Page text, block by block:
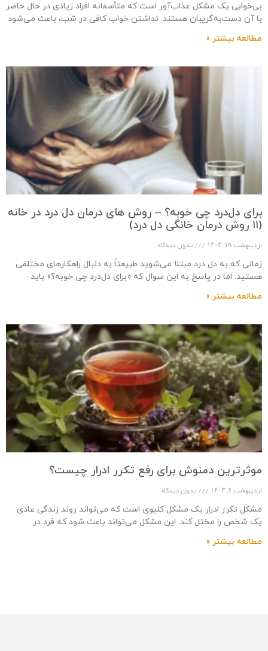
بی‌خوابی یک مشکل عذاب‌آور است که متأسفانه افراد زیادی در حال حاضر
با آن دست‌به‌گریبان هستند. نداشتن خواب کافی در شب، باعث می‌شود
مطالعه بیشتر »
برای دل‌درد چی خوبه؟ – روش های درمان دل درد در خانه
(۱۱ روش درمان خانگی دل درد)
اردیبهشت ۱۹, ۱۴۰۳ بدون دیدگاه
زمانی که به دل‌ درد مبتلا می‌شوید طبیعتاً به دنبال راهکارهای مختلفی
هستید. اما در پاسخ به این سوال که «برای دل‌درد چی خوبه؟» باید
مطالعه بیشتر »
موثرترین دمنوش برای رفع تکرر ادرار چیست؟
اردیبهشت ۶, ۱۴۰۳ بدون دیدگاه
مشکل تکرر ادرار یک مشکل کلیوی است که می‌تواند روند زندگی عادی
یک شخص را مختل کند. این مشکل می‌تواند باعث شود که فرد در
مطالعه بیشتر »